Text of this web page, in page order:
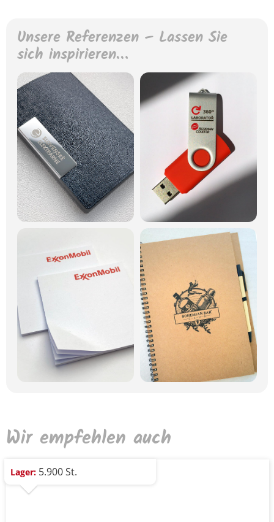
Unsere Referenzen – Lassen Sie
sich inspirieren…
Wir empfehlen auch
Lager: 5.900 St.